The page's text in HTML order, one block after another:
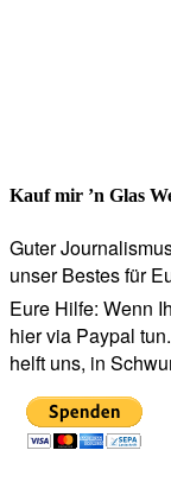
Kauf mir ’n Glas
Guter
unser Bestes für
Eure Hilfe: Wenn
hier via Paypal
helft uns, in